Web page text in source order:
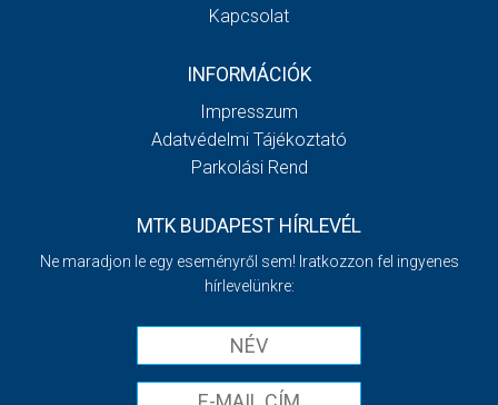
Kapcsolat
INFORMÁCIÓK
Impresszum
Adatvédelmi Tájékoztató
Parkolási Rend
MTK BUDAPEST HÍRLEVÉL
Ne maradjon le egy eseményről sem! Iratkozzon fel ingyenes
hírlevelünkre: